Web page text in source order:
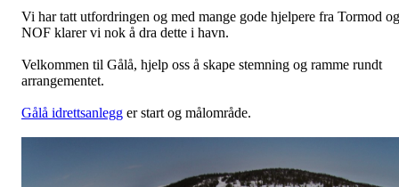
Vi har tatt utfordringen og med mange gode hjelpere fra Tormod og
NOF klarer vi nok å dra dette i havn.
Velkommen til Gålå, hjelp oss å skape stemning og ramme rundt
arrangementet.
Gålå idrettsanlegg er start og målområde.